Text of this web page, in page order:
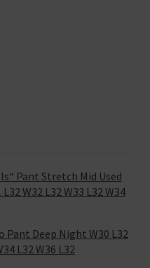
Pant Stretch Mid Used
W32 L32 W33 L32 W34
Pant Deep Night W30 L32
L32 W36 L32